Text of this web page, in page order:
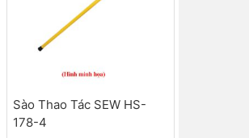
Sào Thao Tác SEW HS-
178-4